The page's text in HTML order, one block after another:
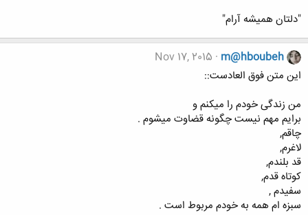
"دلتان همیشه آرام"
m@hboubeh
Nov 17, 2015
اين متن فوق العادست::
من زندگی خودم را میکنم و
برایم مهم نیست چگونه قضاوت میشوم .
چاقم,
لاغرم,
قد بلندم,
کوتاه قدم,
سفیدم ,
سبزه ام همه به خودم مربوط است .